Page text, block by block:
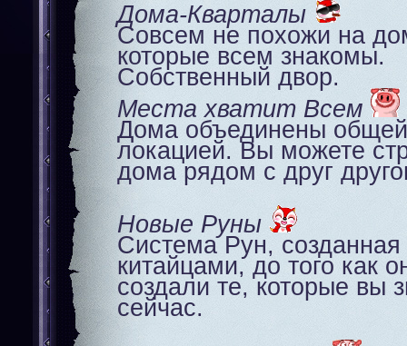
Дома-Кварталы
Совсем не похожи на
которые всем знакомы.
Собственный двор.
Места хватит Всем
Дома объединены общей
локацией. Вы можете
дома рядом с друг
Новые Руны
Система Рун, созданная
китайцами, до того как
создали те, которые вы
сейчас.